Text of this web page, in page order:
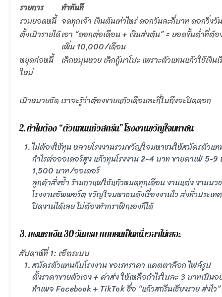
รายการ
ทำทันที
รวมยอดหนี้ จดทุกเจ้า เงินต้นเท่าไหร่ ดอกวันละกี่บาท ดอกวิ่
ตั้งเป้ารายได้เอา “ดอกต่อเดือน + เงินส่งต้น” = ยอดขั้นต่ำที่
เพิ่ม 10,000/เดือน
หยุดก่อหนี้
ใหม่
เลิกหมุนหวย เลิกกู้มาโปะ เพราะตัวแทนแก้วใช้เงิน
เป้าหมายชัด เราจะรู้ว่าต้องขายแก้วเดือนละกี่ใบถึงจะปิดดอก
2. ทำไมต้อง “ตัวแทนแก้วสกรีน” โรงงานขวัญใจมหาชน
ไม่ต้องใช้ทุน หลายโรงงานรวมขวัญใจมหาชนให้สมัครตัวแท
กำไรต่อออเดอร์สูง แก้วทุนโรงงาน 2-4 บาท ขายคาเฟ่
1,500 บาท/ออเดอร์
ลูกค้าสั่งซ้ำ ร้านกาแฟใช้แก้วหมดทุกเดือน งานแต่ง งานบว
โรงงานซัพพอร์ต ขวัญใจมหาชนดังเรื่องงานไว ส่งทั่วประ
ปิดงานได้เลย ไม่ต้องทำกราฟิกเองก็ได้
3. แผนหาเงิน 30 วันแรก แบบคนเป็นหนี้ เวลาไม่เยอะ
สัปดาห์ที่ 1: เซ็ตระบบ
สมัครตัวแทนกับโรงงาน ขอเรทราคา แคตตาล็อก ไฟล์รูป
ตั้งราคาขายตัวเอง + ค่าส่ง ให้เหลือกำไรใบละ 3 บาทเป็น
ทำเพจ Facebook + TikTok ชื่อ “แก้วสกรีนเชียงราย ส่งไ